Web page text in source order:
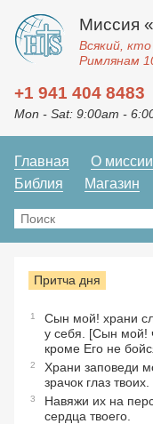
Миссия
Всякий,
Римлянам
+1 941 404 8483
Mon - Sat: 9:00am -
Главная О миссии
Библия
Магазин
Притча дня
1
Сын мой! храни
у себя. [Сын мой!
кроме Его не
2
Храни заповеди
зрачок глаз твоих.
3
Навяжи их на
сердца твоего.